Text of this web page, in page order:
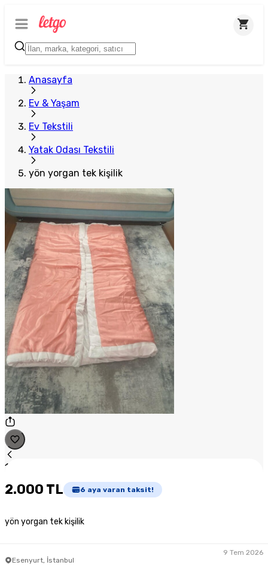
Anasayfa
Ev & Yaşam
Ev Tekstili
Yatak Odası Tekstili
yön yorgan tek kişilik
1
2.000 TL 6 aya varan taksit!
yön yorgan tek kişilik
Esenyurt, İstanbul
9 Tem 2026